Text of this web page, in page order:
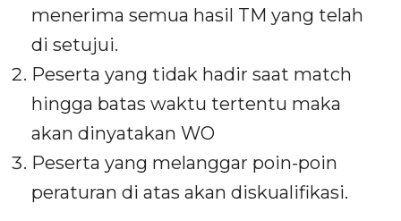
menerima semua hasil TM yang telah
di setujui.
Peserta yang tidak hadir saat match
hingga batas waktu tertentu maka
akan dinyatakan WO
Peserta yang melanggar poin-poin
peraturan di atas akan diskualifikasi.